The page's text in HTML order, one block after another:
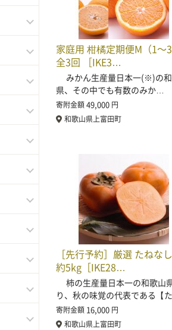
家庭用 柑橘定期便M（1～3
全3回 ［IKE3…
みかん生産量日本一(※)の
県、その中でも有数のみか…
寄附金額49,000 円
和歌山県上富田町
［先行予約］厳選 たねな
約5kg［IKE28…
柿の生産量日本一の和歌山
り、秋の味覚の代表である【
寄附金額 16,000 円
和歌山県上富田町